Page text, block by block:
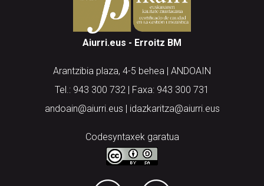
Aiurri.eus - Erroitz BM
Arantzibia plaza, 4-5 behea | ANDOAIN
Tel.: 943 300 732 | Faxa: 943 300 731
andoain@aiurri.eus | idazkaritza@aiurri.eus
Codesyntaxek garatua